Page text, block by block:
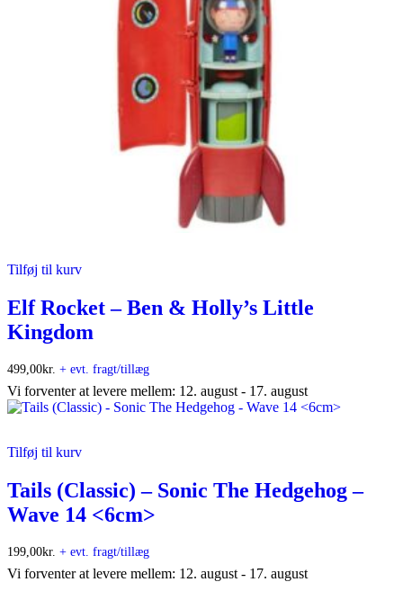
Tilføj til kurv
Elf Rocket – Ben & Holly’s Little
Kingdom
499,00kr. + evt. fragt/tillæg
Vi forventer at levere mellem: 12. august - 17. august
Tilføj til kurv
Tails (Classic) – Sonic The Hedgehog –
Wave 14 <6cm>
199,00kr. + evt. fragt/tillæg
Vi forventer at levere mellem: 12. august - 17. august